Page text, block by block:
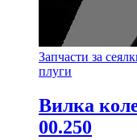
Запчасти за
плуги
Вилка
00.250